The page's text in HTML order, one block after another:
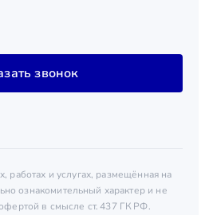
звонок
работах и услугах, размещённая на
ознакомительный характер и не
в смысле ст. 437 ГК РФ.